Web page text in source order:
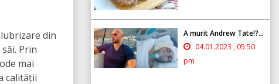
din
Prin
mai
calității
A murit Andrew Tate!?...
04.01.2023 , 05:50
pm